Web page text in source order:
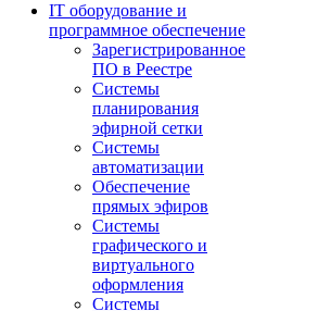
IT оборудование и
программное обеспечение
Зарегистрированное
ПО в Реестре
Системы
планирования
эфирной сетки
Системы
автоматизации
Обеспечение
прямых эфиров
Системы
графического и
виртуального
оформления
Системы